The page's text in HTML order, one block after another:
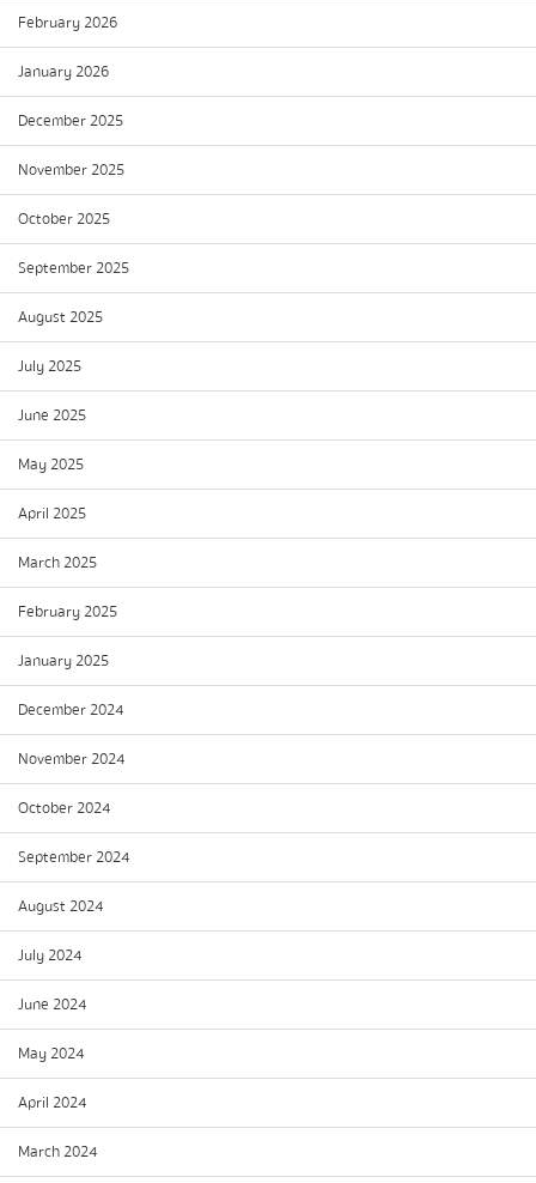
February 2026
January 2026
December 2025
November 2025
October 2025
September 2025
August 2025
July 2025
June 2025
May 2025
April 2025
March 2025
February 2025
January 2025
December 2024
November 2024
October 2024
September 2024
August 2024
July 2024
June 2024
May 2024
April 2024
March 2024